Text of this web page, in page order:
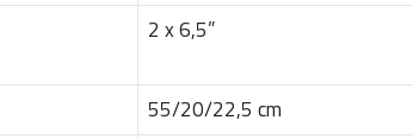
2 x 6,5”
55/20/22,5 cm